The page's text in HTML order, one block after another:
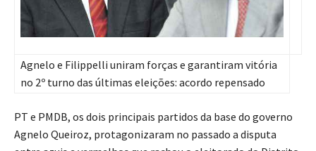
Agnelo e Filippelli uniram forças e garantiram vitória
no 2º turno das últimas eleições: acordo repensado
PT e PMDB, os dois principais partidos da base do governo
Agnelo Queiroz, protagonizaram no passado a disputa